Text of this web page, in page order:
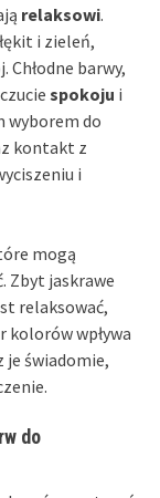
relaksowi.
i zieleń,
barwy,
spokoju i
wyborem do
kontakt z
i
mogą
Zbyt jaskrawe
relaksować,
kolorów wpływa
je świadomie,
do